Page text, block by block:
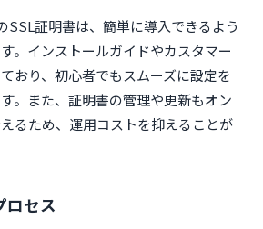
証明書は、簡単に導入できるよう
。インストールガイドやカスタマー
おり、初心者でもスムーズに設定を
。また、証明書の管理や更新もオン
るため、運用コストを抑えることが
ロセス